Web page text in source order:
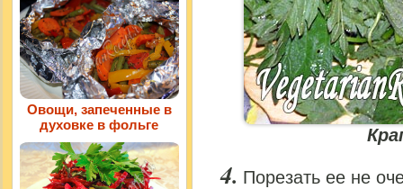
Порезать ее не
Овощи, запеченные в
духовке в фольге